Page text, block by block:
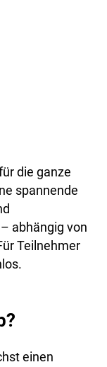
die ganze
spannende
abhängig von
Teilnehmer
einen